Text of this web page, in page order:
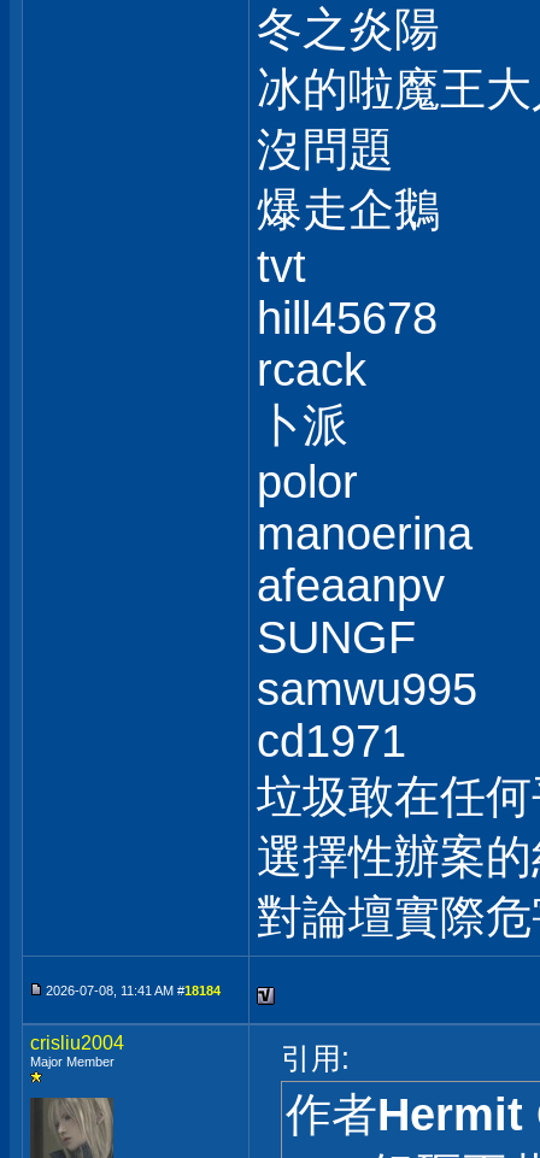
冬之炎陽
冰的啦魔王
沒問題
爆走企鵝
tvt
hill45678
rcack
卜派
polor
manoerina
afeaanpv
SUNGF
samwu995
cd1971
垃圾敢在任
選擇性辦案
對論壇實際
2026-07-08, 11:41 AM #18184
crisliu2004
Major Member 引用:
作者Hermit